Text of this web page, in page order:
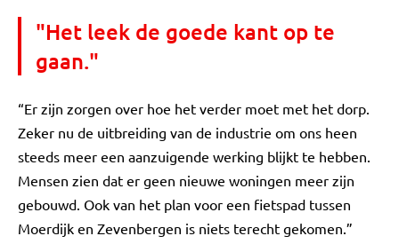
"Het leek de goede kant op te
gaan."
“Er zijn zorgen over hoe het verder moet met het dorp.
Zeker nu de uitbreiding van de industrie om ons heen
steeds meer een aanzuigende werking blijkt te hebben.
Mensen zien dat er geen nieuwe woningen meer zijn
gebouwd. Ook van het plan voor een fietspad tussen
Moerdijk en Zevenbergen is niets terecht gekomen.”